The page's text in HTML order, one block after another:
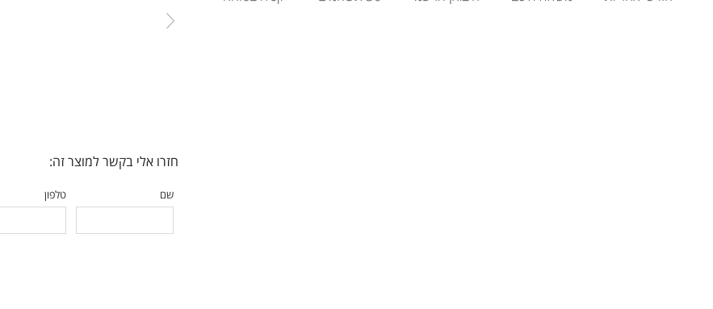
חזרו אלי בקשר למוצר זה:
שם טלפון